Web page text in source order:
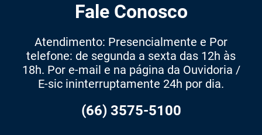
Fale Conosco
Atendimento: Presencialmente e Por
telefone: de segunda a sexta das 12h às
18h. Por e-mail e na página da Ouvidoria /
E-sic ininterruptamente 24h por dia.
(66) 3575-5100